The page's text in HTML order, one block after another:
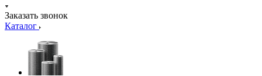
Заказать звонок
Каталог